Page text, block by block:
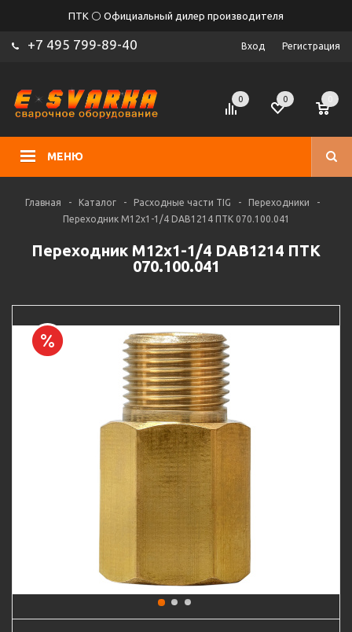
ПТК ⚪ Официальный дилер производителя
+7 495 799-89-40 Вход Регистрация
МЕНЮ
0 0
Главная - Каталог - Расходные части TIG - Переходники
-
Переходник M12х1-1/4 DAB1214 ПТК 070.100.041
Переходник M12х1-1/4 DAB1214 ПТК
070.100.041